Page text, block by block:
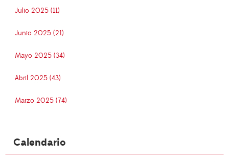
Julio 2025 (11)
Junio 2025 (21)
Mayo 2025 (34)
Abril 2025 (43)
Marzo 2025 (74)
Calendario